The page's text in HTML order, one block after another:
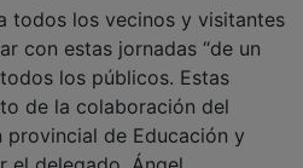
con estas jornadas “de un
los públicos. Estas
de la colaboración del
de Educación y
el delegado, Ángel